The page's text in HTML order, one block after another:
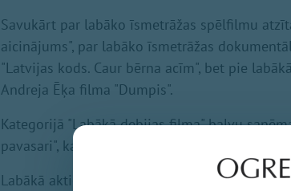
Savukārt par labāko īsmetrāžas spēlfilmu
aicinājums", par labāko īsmetrāžas
"Latvijas kods. Caur bērna acīm", bet pie
Andreja Ēķa filma "Dumpis".
Kategorijā "Labākā debijas filma" balvu
pavasari", kamēr par labāko studentu filmu
Labākā aktiera godu galvenajā lomā ieguva